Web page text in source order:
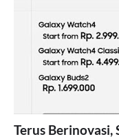
Terus Berinovasi,